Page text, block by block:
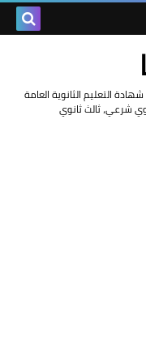
التعليم الثانوية العامة
شرعي، ثالث ثانوي